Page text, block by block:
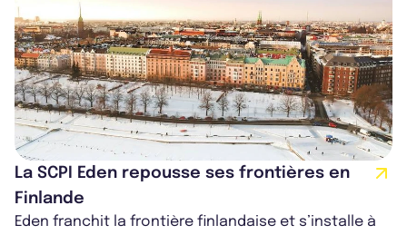
La SCPI Eden repousse ses frontières en
Finlande
Eden franchit la frontière finlandaise et s’installe à